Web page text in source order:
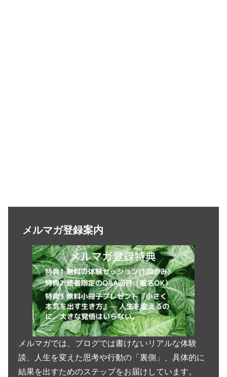
メルマガ登録案内
メルマガでは、ブログでは書けないリアルな体験
談、人生を変えた思考や行動の「裏側」、具体的に
結果を出すためのステップをお届けしています。